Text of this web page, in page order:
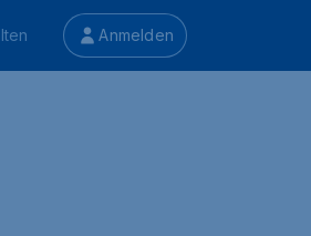
Anmelden